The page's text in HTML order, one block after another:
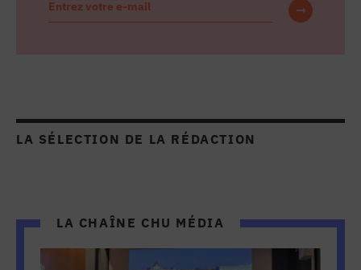
LA SÉLECTION DE LA RÉDACTION
LA CHAÎNE CHU MÉDIA